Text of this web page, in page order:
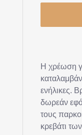
Η χρέωση
ενήλικες.
δωρεάν
τους
κρεβάτι